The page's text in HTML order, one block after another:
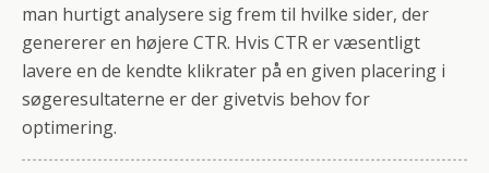
man hurtigt analysere sig frem til hvilke sider, der
genererer en højere CTR. Hvis CTR er væsentligt
lavere en de kendte klikrater på en given placering i
søgeresultaterne er der givetvis behov for
optimering.